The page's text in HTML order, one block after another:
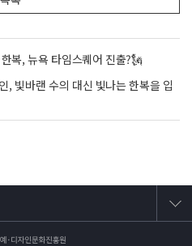
복, 뉴욕 타임스퀘어 진출?🗽
, 빛바랜 수의 대신 빛나는 한복을 입